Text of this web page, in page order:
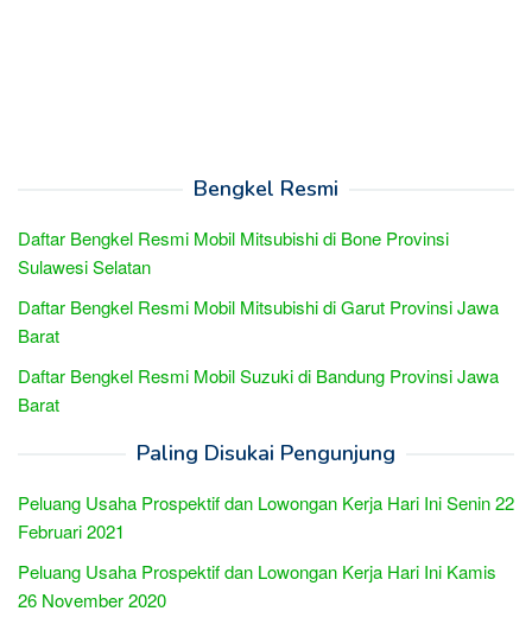
Bengkel Resmi
Daftar Bengkel Resmi Mobil Mitsubishi di Bone Provinsi
Sulawesi Selatan
Daftar Bengkel Resmi Mobil Mitsubishi di Garut Provinsi Jawa
Barat
Daftar Bengkel Resmi Mobil Suzuki di Bandung Provinsi Jawa
Barat
Paling Disukai Pengunjung
Peluang Usaha Prospektif dan Lowongan Kerja Hari Ini Senin 22
Februari 2021
Peluang Usaha Prospektif dan Lowongan Kerja Hari Ini Kamis
26 November 2020